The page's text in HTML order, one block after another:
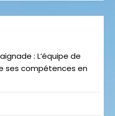
: L’équipe de
ses compétences en